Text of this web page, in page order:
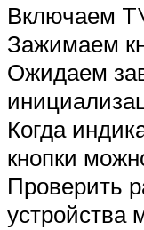
Включаем
Зажимаем
Ожидаем
Когда
кнопки
Проверить
устройства